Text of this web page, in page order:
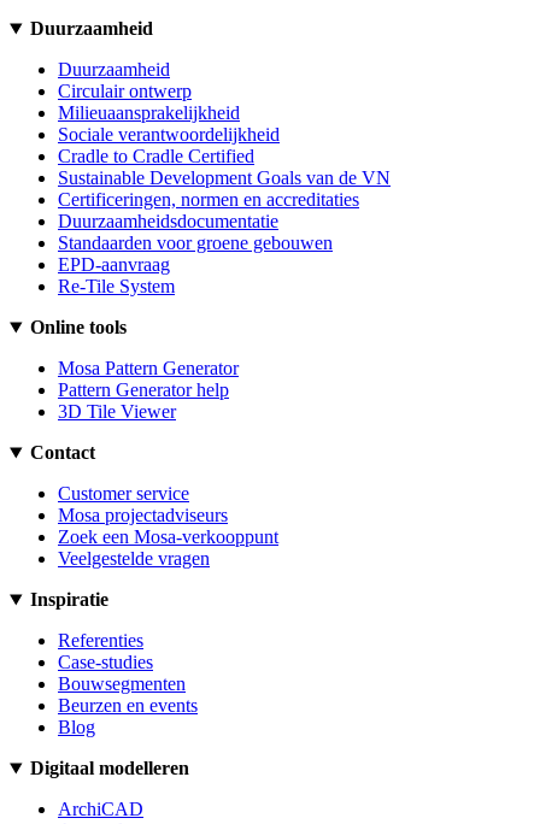
Duurzaamheid
Duurzaamheid
Circulair ontwerp
Milieuaansprakelijkheid
Sociale verantwoordelijkheid
Cradle to Cradle Certified
Sustainable Development Goals van de VN
Certificeringen, normen en accreditaties
Duurzaamheidsdocumentatie
Standaarden voor groene gebouwen
EPD-aanvraag
Re-Tile System
Online tools
Mosa Pattern Generator
Pattern Generator help
3D Tile Viewer
Contact
Customer service
Mosa projectadviseurs
Zoek een Mosa-verkooppunt
Veelgestelde vragen
Inspiratie
Referenties
Case-studies
Bouwsegmenten
Beurzen en events
Blog
Digitaal modelleren
ArchiCAD